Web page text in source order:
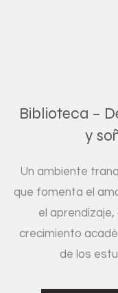
Biblioteca –
y
Un ambiente
que fomenta el
el aprendizaje,
crecimiento
de los